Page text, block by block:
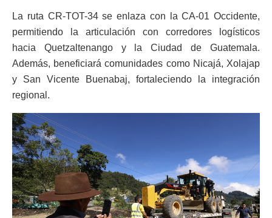
La ruta CR-TOT-34 se enlaza con la CA-01 Occidente,
permitiendo la articulación con corredores logísticos
hacia Quetzaltenango y la Ciudad de Guatemala.
Además, beneficiará comunidades como Nicajá, Xolajap
y San Vicente Buenabaj, fortaleciendo la integración
regional.